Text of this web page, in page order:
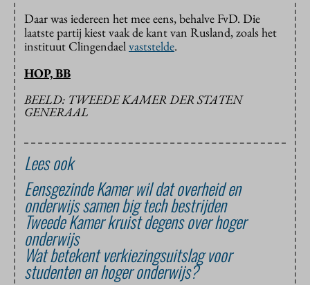
Daar was iedereen het mee eens, behalve FvD. Die
laatste partij kiest vaak de kant van Rusland, zoals het
instituut Clingendaelvaststelde.
HOP, BB
BEELD: TWEEDE KAMER DER STATEN
GENERAAL
Lees ook
Eensgezinde Kamer wil dat overheid en
onderwijs samen big tech bestrijden
Tweede Kamer kruist degens over hoger
onderwijs
Wat betekent verkiezingsuitslag voor
studenten en hoger onderwijs?